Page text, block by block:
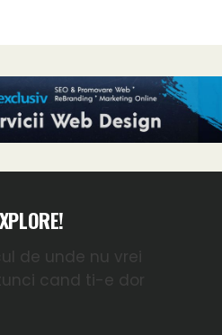
de unde nu vrei
cand ti-e dor